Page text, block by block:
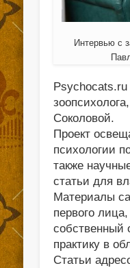
Интервью с
Соколовой.
Проект
психологии
также
статьи для
Материалы
первого
практику в
Статьи